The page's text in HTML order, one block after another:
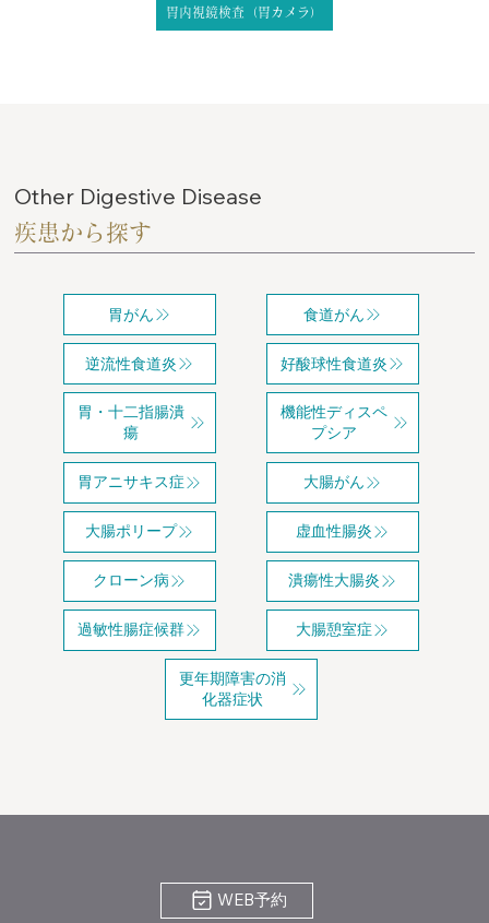
胃内視鏡検査（胃カメラ）
Other Digestive Disease
疾患から探す
胃がん 食道がん
逆流性食道炎 好酸球性食道炎
胃・十二指腸潰
瘍
機能性ディスペ
プシア
胃アニサキス症 大腸がん
大腸ポリープ 虚血性腸炎
クローン病 潰瘍性大腸炎
過敏性腸症候群 大腸憩室症
更年期障害の消
化器症状
WEB予約